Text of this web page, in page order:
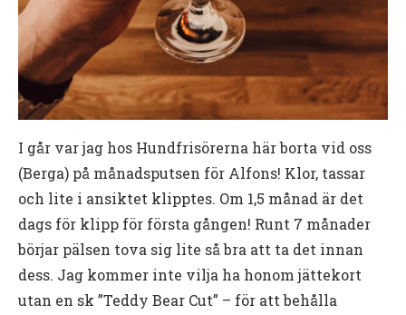
I går var jag hos Hundfrisörerna här borta vid oss
(Berga) på månadsputsen för Alfons! Klor, tassar
och lite i ansiktet klipptes. Om 1,5 månad är det
dags för klipp för första gången! Runt 7 månader
börjar pälsen tova sig lite så bra att ta det innan
dess. Jag kommer inte vilja ha honom jättekort
utan en sk ”Teddy Bear Cut” – för att behålla